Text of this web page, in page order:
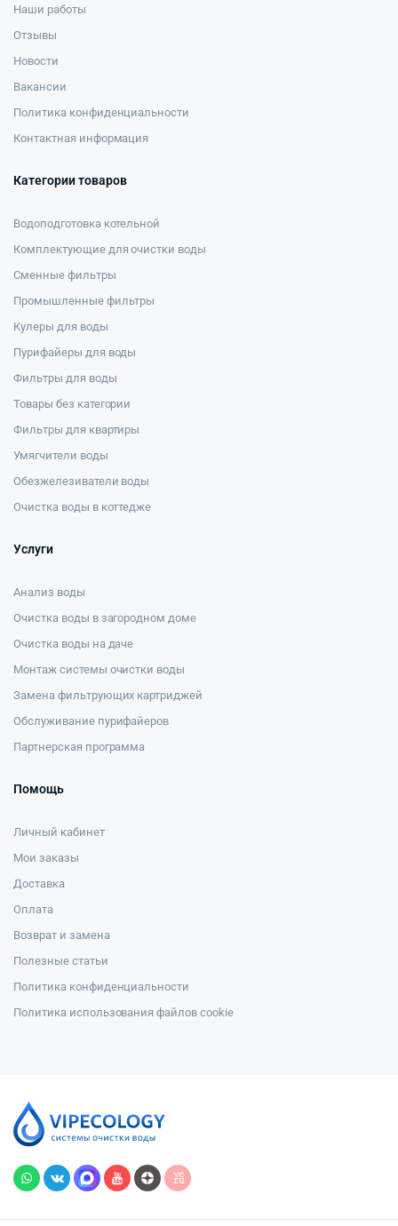
Наши работы
Отзывы
Новости
Вакансии
Политика конфиденциальности
Контактная информация
Категории товаров
Водоподготовка котельной
Комплектующие для очистки воды
Сменные фильтры
Промышленные фильтры
Кулеры для воды
Пурифайеры для воды
Фильтры для воды
Товары без категории
Фильтры для квартиры
Умягчители воды
Обезжелезиватели воды
Очистка воды в коттедже
Услуги
Анализ воды
Очистка воды в загородном доме
Очистка воды на даче
Монтаж системы очистки воды
Замена фильтрующих картриджей
Обслуживание пурифайеров
Партнерская программа
Помощь
Личный кабинет
Мои заказы
Доставка
Оплата
Возврат и замена
Полезные статьи
Политика конфиденциальности
Политика использования файлов cookie